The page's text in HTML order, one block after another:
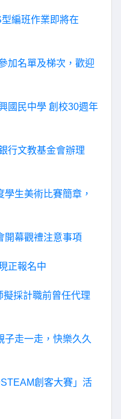
編班作業即將在
加名單及梯次，歡迎
國民中學 創校30週年
行文教基金會辦理
學生美術比賽簡章，
開幕觀禮注意事項
正報名中
採計職前曾任代理
子走一走，快樂久久
創客大賽」活